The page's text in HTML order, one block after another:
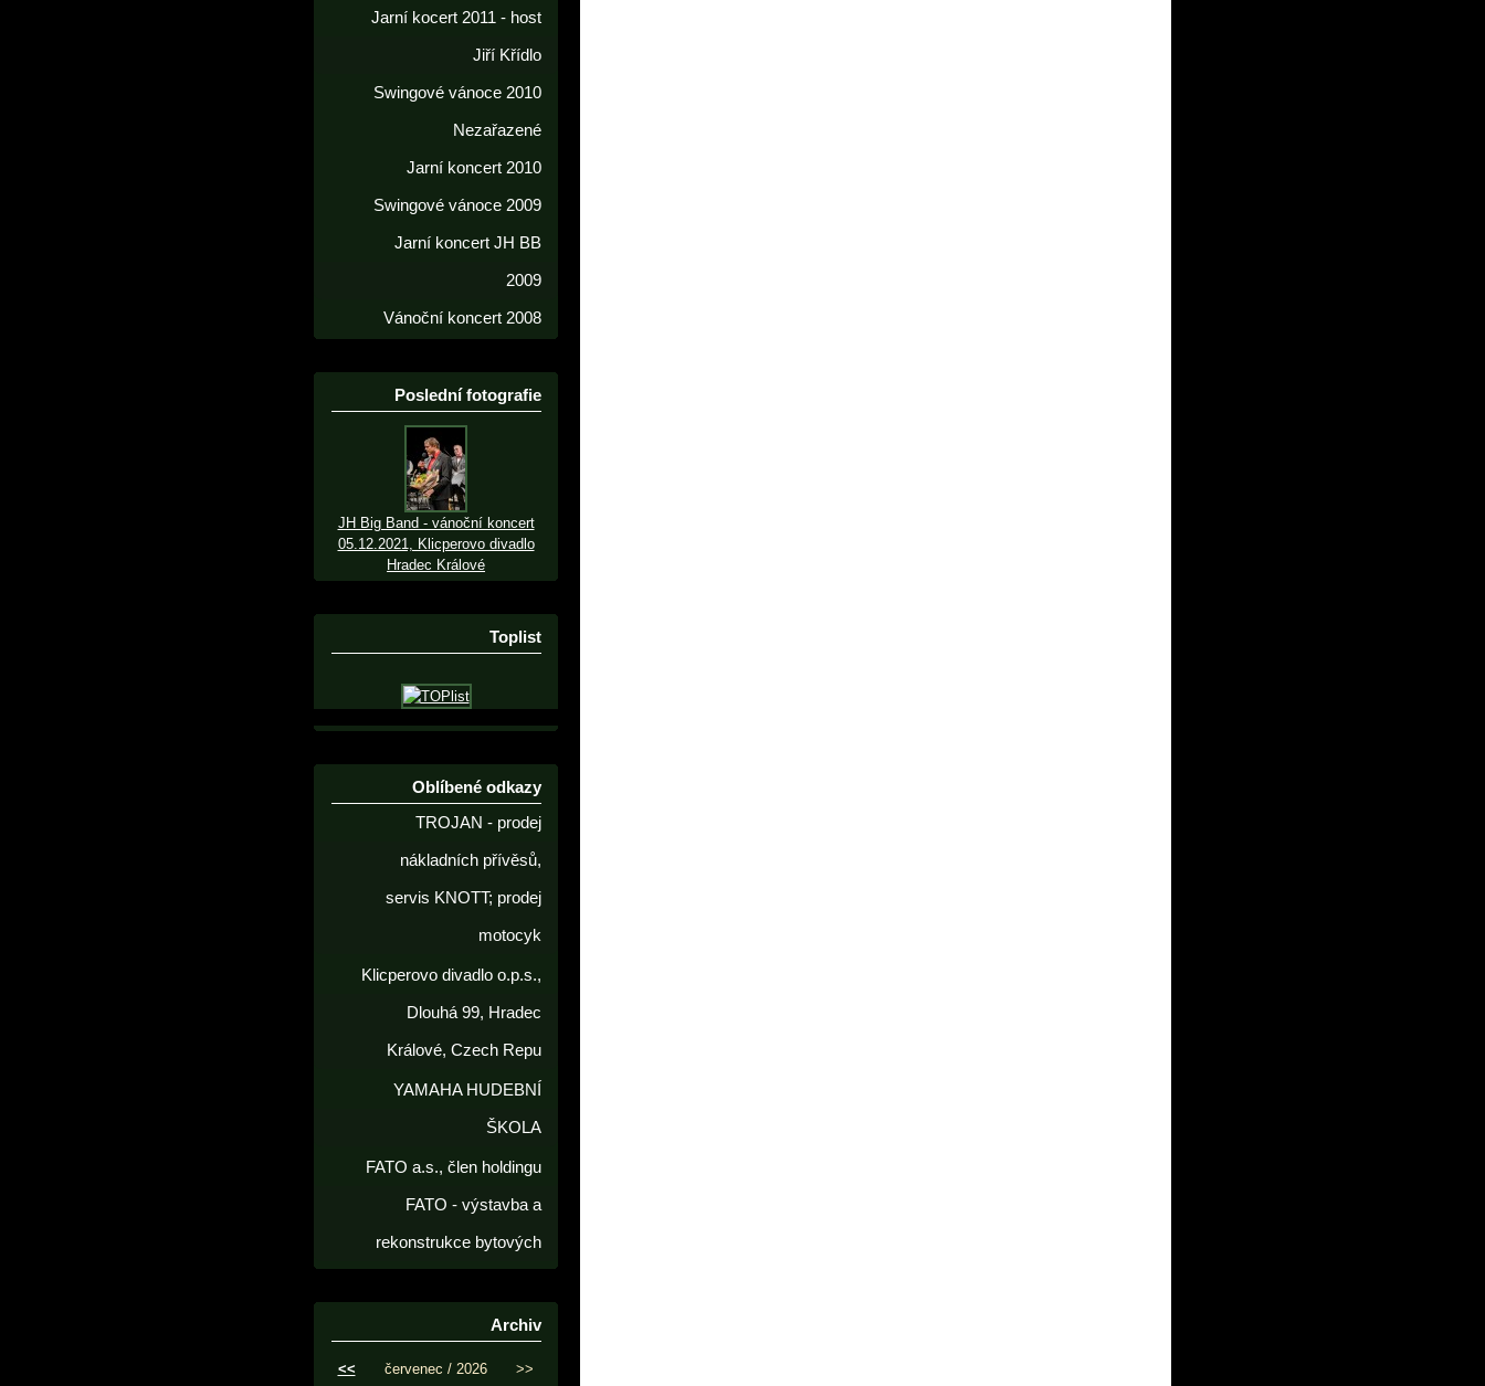
Jarní kocert 2011 - host
Jiří Křídlo
Swingové vánoce 2010
Nezařazené
Jarní koncert 2010
Swingové vánoce 2009
Jarní koncert JH BB
2009
Vánoční koncert 2008
Poslední fotografie
JH Big Band - vánoční koncert
05.12.2021, Klicperovo divadlo
Hradec Králové
Toplist
Oblíbené odkazy
TROJAN - prodej
nákladních přívěsů,
servis KNOTT; prodej
motocyk
Klicperovo divadlo o.p.s.,
Dlouhá 99, Hradec
Králové, Czech Repu
YAMAHA HUDEBNÍ
ŠKOLA
FATO a.s., člen holdingu
FATO - výstavba a
rekonstrukce bytových
Archiv
<< červenec / 2026 >>